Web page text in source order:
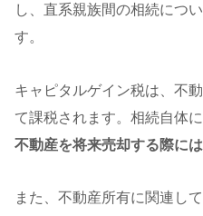
し、直系親族間の相続につ
す。
キャピタルゲイン税は、不
て課税されます。相続自体
不動産を将来売却する際に
また、不動産所有に関連して